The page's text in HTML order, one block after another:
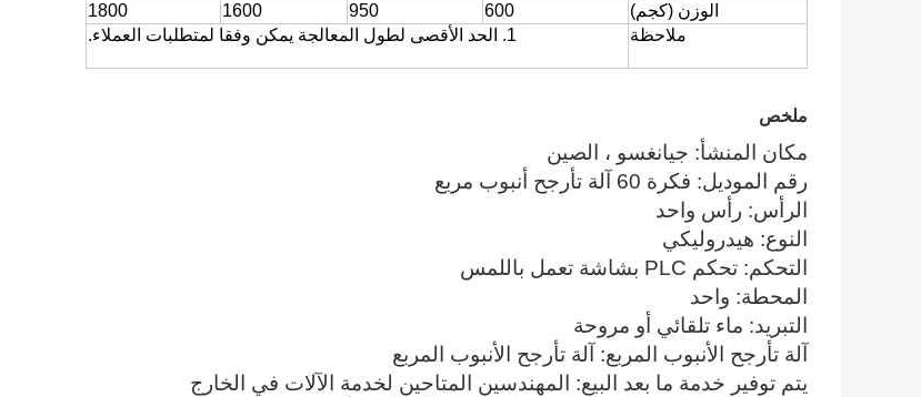
الوزن (كجم)
600
950
1600
1800
ملاحظة
1. الحد الأقصى لطول المعالجة يمكن وفقا لمتطلبات العملاء.
ملخص
مكان المنشأ: جيانغسو ، الصين
رقم الموديل: فكرة 60 آلة تأرجح أنبوب مربع
الرأس: رأس واحد
النوع: هيدروليكي
التحكم: تحكم PLC بشاشة تعمل باللمس
المحطة: واحد
التبريد: ماء تلقائي أو مروحة
آلة تأرجح الأنبوب المربع: آلة تأرجح الأنبوب المربع
يتم توفير خدمة ما بعد البيع: المهندسين المتاحين لخدمة الآلات في الخارج